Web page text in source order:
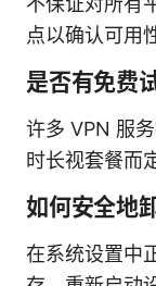
点以确认可用
是否有免费
许多 VPN 服
时长视套餐而
如何安全地
在系统设置中